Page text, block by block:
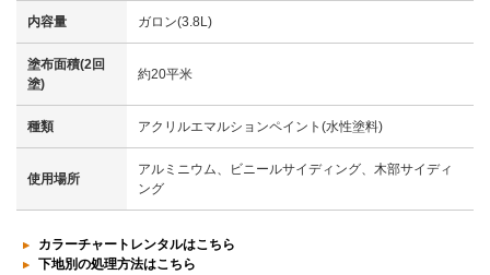
内容量 ガロン(3.8L)
塗布面積(2回
塗)
約20平米
種類 アクリルエマルションペイント(水性塗料)
使用場所
アルミニウム、ビニールサイディング、木部サイディ
ング
カラーチャートレンタルはこちら
下地別の処理方法はこちら